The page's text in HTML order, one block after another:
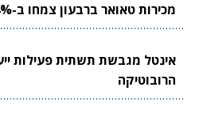
מכירות טאואר ברבעון צמחו ב-24%
אינטל מגבשת תשתית פעילות
הרובוטיקה